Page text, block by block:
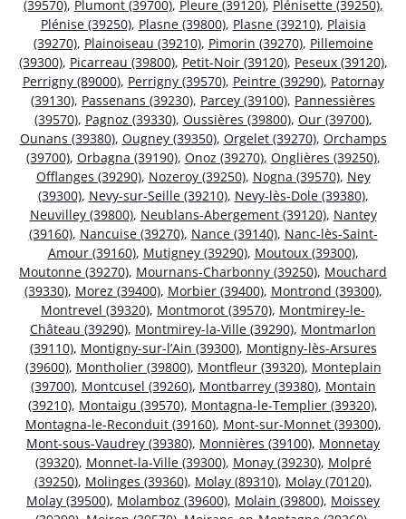
(39570), Plumont (39700), Pleure (39120), Plénisette (39250),
Plénise (39250), Plasne (39800), Plasne (39210), Plaisia
(39270), Plainoiseau (39210), Pimorin (39270), Pillemoine
(39300), Picarreau (39800), Petit-Noir (39120), Peseux (39120),
Perrigny (89000), Perrigny (39570), Peintre (39290), Patornay
(39130), Passenans (39230), Parcey (39100), Pannessières
(39570), Pagnoz (39330), Oussières (39800), Our (39700),
Ounans (39380), Ougney (39350), Orgelet (39270), Orchamps
(39700), Orbagna (39190), Onoz (39270), Onglières (39250),
Offlanges (39290), Nozeroy (39250), Nogna (39570), Ney
(39300), Nevy-sur-Seille (39210), Nevy-lès-Dole (39380),
Neuvilley (39800), Neublans-Abergement (39120), Nantey
(39160), Nancuise (39270), Nance (39140), Nanc-lès-Saint-
Amour (39160), Mutigney (39290), Moutoux (39300),
Moutonne (39270), Mournans-Charbonny (39250), Mouchard
(39330), Morez (39400), Morbier (39400), Montrond (39300),
Montrevel (39320), Montmorot (39570), Montmirey-le-
Château (39290), Montmirey-la-Ville (39290), Montmarlon
(39110), Montigny-sur-l’Ain (39300), Montigny-lès-Arsures
(39600), Montholier (39800), Montfleur (39320), Monteplain
(39700), Montcusel (39260), Montbarrey (39380), Montain
(39210), Montaigu (39570), Montagna-le-Templier (39320),
Montagna-le-Reconduit (39160), Mont-sur-Monnet (39300),
Mont-sous-Vaudrey (39380), Monnières (39100), Monnetay
(39320), Monnet-la-Ville (39300), Monay (39230), Molpré
(39250), Molinges (39360), Molay (89310), Molay (70120),
Molay (39500), Molamboz (39600), Molain (39800), Moissey